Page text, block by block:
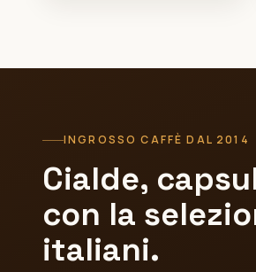
INGROSSO CAFFÈ DAL 2014
Cialde,
con la
italiani.